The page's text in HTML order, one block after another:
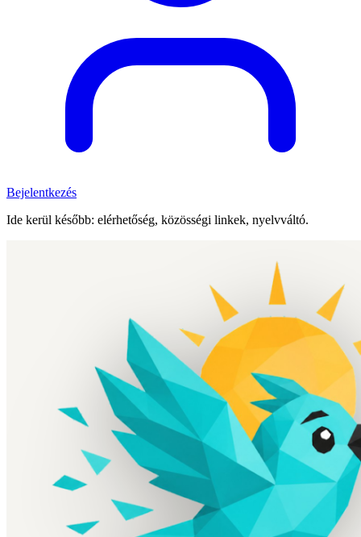
Bejelentkezés
Ide kerül később: elérhetőség, közösségi linkek, nyelvváltó.